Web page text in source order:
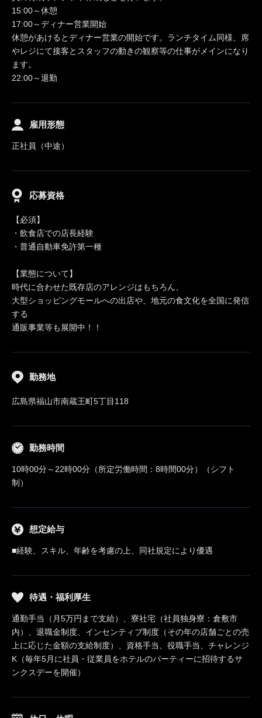
15:00～休憩
17:00～ディナー営業開始
休憩があけるとディナー営業の開始です。ランチタイム同様、席
やレジにて接客とスタッフの動きの観察等の仕事がメインになり
ます。
22:00～退勤
雇用形態
正社員（中途）
応募資格
【必須】
・飲食店での店長経験
・普通自動車免許第一種
【業態について】
時代に合わせた既存店のアレンジはもちろん、
大型ショッピングモールへの出店や、地元の食文化を全国に発信
する
通販事業等も展開中！！
勤務地
広島県福山市南蔵王町5丁目118
勤務時間
10時00分～22時00分（所定労働時間：8時間00分）（シフト
制）
想定給与
■経験、スキル、年齢を考慮の上、同社規定により優遇
待遇・福利厚生
通勤手当（月5万円まで支給）、寮社宅（社員独身寮：倉敷市
内）、退職金制度、インセンティブ制度（その年の店舗ごとの売
上に応じた金額の支給制度）、資格手当、役職手当、チャレンジ
K（毎年5月に社員・従業員をホテルのパーティーに招待するサ
ンクスデーを開催）